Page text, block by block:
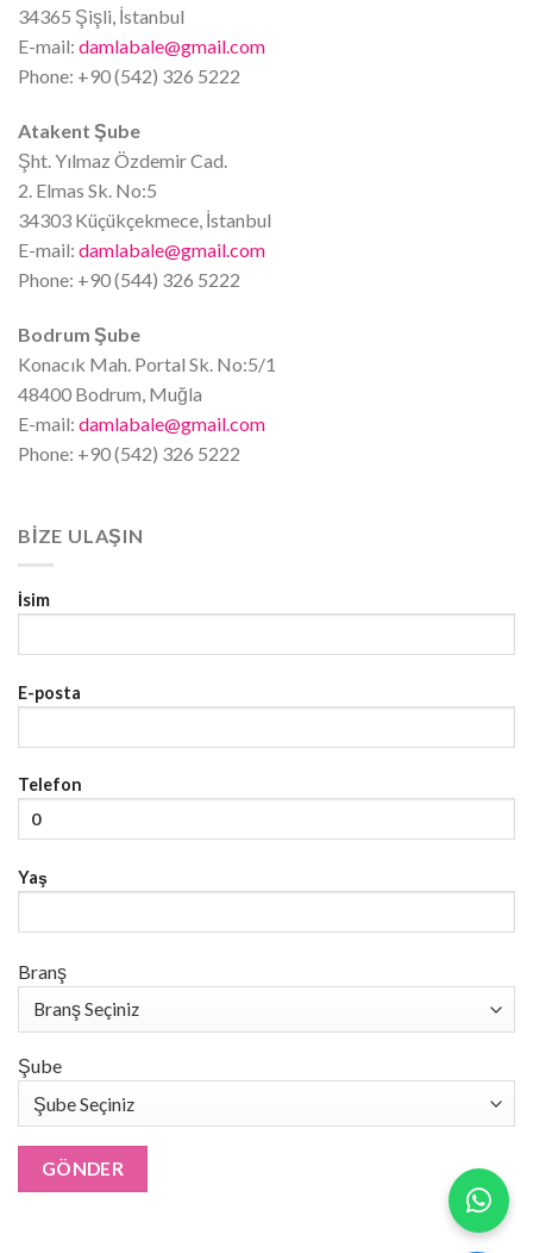
34365 Şişli, İstanbul
E-mail: damlabale@gmail.com
Phone: +90 (542) 326 5222
Atakent Şube
Şht. Yılmaz Özdemir Cad.
2. Elmas Sk. No:5
34303 Küçükçekmece, İstanbul
E-mail: damlabale@gmail.com
Phone: +90 (544) 326 5222
Bodrum Şube
Konacık Mah. Portal Sk. No:5/1
48400 Bodrum, Muğla
E-mail: damlabale@gmail.com
Phone: +90 (542) 326 5222
BIZE ULAŞIN
İsim
E-posta
Telefon
Yaş
Branş
Şube